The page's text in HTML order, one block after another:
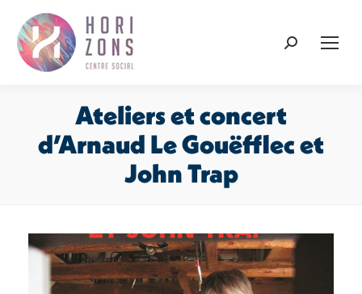
Recherche
Ateliers et concert
d’Arnaud Le Gouëfflec et
John Trap